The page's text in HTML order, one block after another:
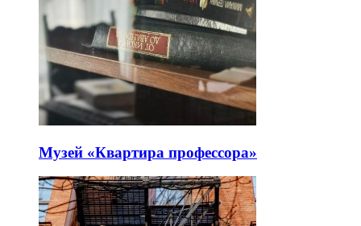
Музей «Квартира профессора»